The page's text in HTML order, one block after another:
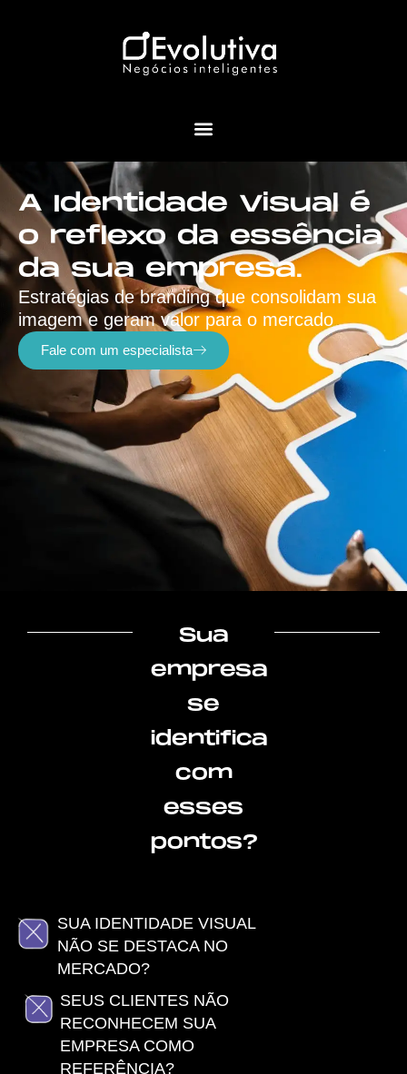
A Identidade Visual é
o reflexo da essência
da sua empresa.
Estratégias de branding que consolidam sua
imagem e geram valor para o mercado
Fale com um especialista
Sua
empresa
se
identifica
com
esses
pontos?
SUA IDENTIDADE VISUAL
NÃO SE DESTACA NO
MERCADO?
SEUS CLIENTES NÃO
RECONHECEM SUA
EMPRESA COMO
REFERÊNCIA?